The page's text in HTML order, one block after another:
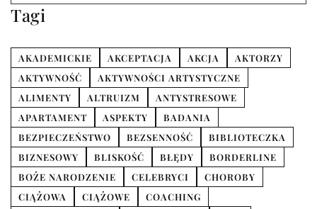
Tagi
AKADEMICKIE AKCEPTACJA AKCJA
AKTORZY
AKTYWNOŚĆ
AKTYWNOŚCI ARTYSTYCZNE
ALIMENTY
ALTRUIZM
ANTYSTRESOWE
APARTAMENT
ASPEKTY
BADANIA
BEZPIECZEŃSTWO
BEZSENNOŚĆ
BIBLIOTECZKA
BIZNESOWY
BLISKOŚĆ BŁĘDY
BORDERLINE
BOŻE NARODZENIE
CELEBRYCI
CHOROBY
CIĄŻOWA
CIĄŻOWE
COACHING